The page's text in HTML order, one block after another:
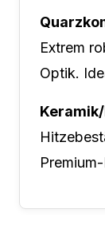
Extrem
Optik.